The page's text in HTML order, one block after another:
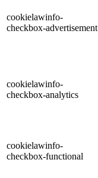
cookielawinfo-
checkbox-advertisement
cookielawinfo-
checkbox-analytics
cookielawinfo-
checkbox-functional